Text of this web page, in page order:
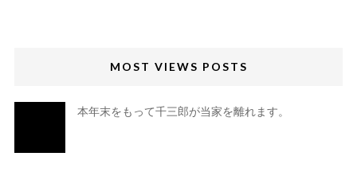
MOST VIEWS POSTS
本年末をもって千三郎が当家を離れます。